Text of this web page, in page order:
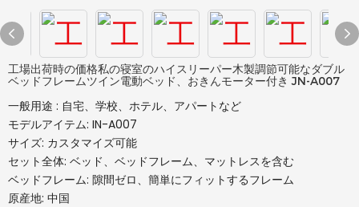
工場出荷時の価格私の寝室のハイスリーパー木製調節可能なダブル
ベッドフレームツイン電動ベッド、おきんモーター付き JN-A007
一般用途 : 自宅、学校、ホテル、アパートなど
モデルアイテム: IN-A007
サイズ: カスタマイズ可能
セット全体: ベッド、ベッドフレーム、マットレスを含む
ベッドフレーム: 隙間ゼロ、簡単にフィットするフレーム
原産地: 中国